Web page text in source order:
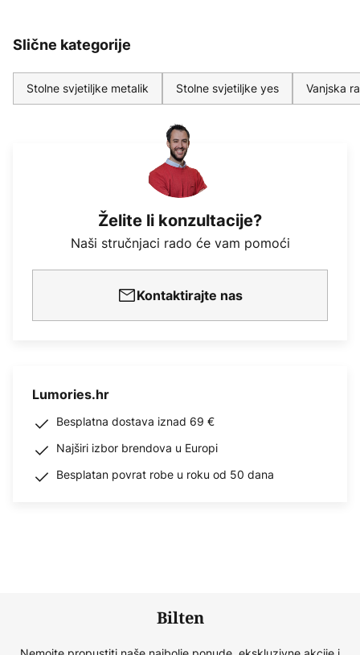
Slične kategorije
Stolne svjetiljke metalik Stolne svjetiljke yes Vanjska
Želite li konzultacije?
Naši stručnjaci rado će vam pomoći
Kontaktirajte nas
Lumories.hr
Besplatna dostava iznad 69 €
Najširi izbor brendova u Europi
Besplatan povrat robe u roku od 50 dana
Bilten